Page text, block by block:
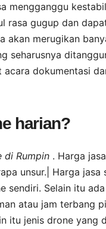
mengganggu
rasa gugup dan
akan merugikan
seharusnya
dokumentasi
harian?
di Rumpin . Harga
unsur.| Harga
sendiri. Selain itu
atau jam terbang
itu jenis drone yang